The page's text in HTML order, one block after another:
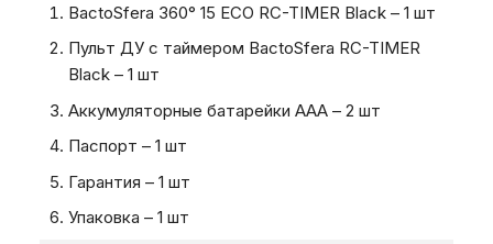
BactoSfera 360° 15 ECO RC-TIMER Black – 1 шт
Пульт ДУ с таймером BactoSfera RC-TIMER
Black – 1 шт
Аккумуляторные батарейки ААА – 2 шт
Паспорт – 1 шт
Гарантия – 1 шт
Упаковка – 1 шт